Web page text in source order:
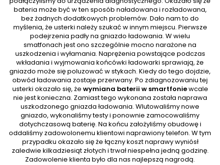
bateria może być w ten sposób naładowana i rozładowana,
bez żadnych dodatkowych problemów. Dało nam to do
myślenia, że usterki należy szukać w innym miejscu. Pierwsze
podejrzenia padły na gniazdo ładowania. W wielu
smatfonach jest ono szczególnie mocno narażone na
uszkodzenia i wyłamania. Naprężenia powstające podczas
wkładania i wyjmowania końcówki ładowarki sprawiają, że
gniazdo może się poluzować w stykach. Kiedy do tego dojdzie,
obwód ładowania zostaje przerwany. Po zdiagnozowaniu tej
usterki okazało się, że wymiana baterii w smartfoniewcale
nie jest konieczna. Zamiast tego wykonana została naprawa
uszkodzonego gniazda ładowania. Wlutowaliśmy nowe
gniazdo, wykonaliśmy testy i ponownie zamocowaliśmy
dotychczasową baterię. Na końcu założyliśmy obudowę i
oddaliśmy zadowolonemu klientowi naprawiony telefon. W tym
przypadku okazało się że łączny koszt naprawy wyniósł
zaledwie kilkadziesiąt złotych i trwał niespełna jedną godzinę.
Zadowolenie klienta było dla nas najlepszą nagrodą.